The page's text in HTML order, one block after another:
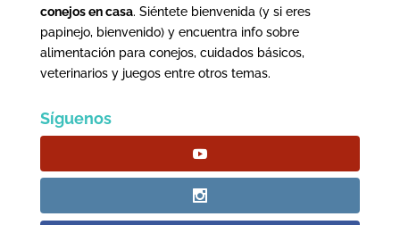
conejos en casa. Siéntete bienvenida (y si eres
papinejo, bienvenido) y encuentra info sobre
alimentación para conejos, cuidados básicos,
veterinarios y juegos entre otros temas.
Síguenos